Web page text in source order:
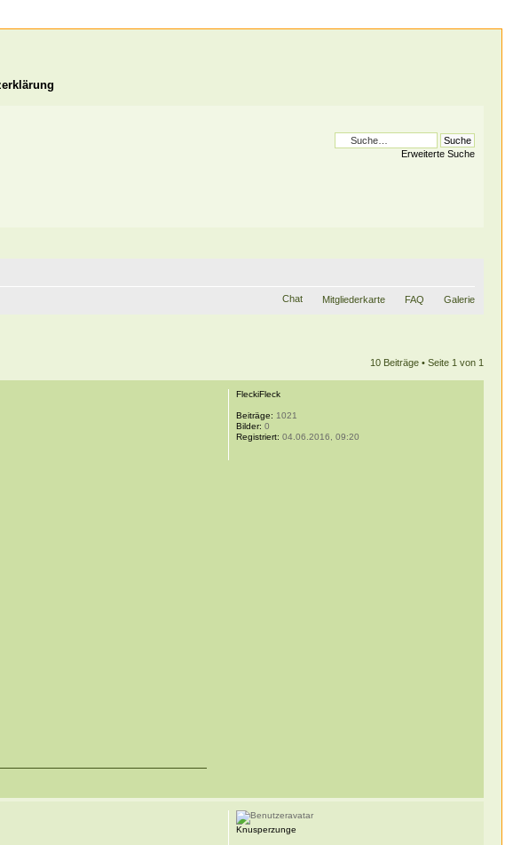
Erweiterte Suche
Chat Mitgliederkarte FAQ Galerie
10 Beiträge • Seite 1 von 1
FleckiFleck
Beiträge: 1021
Bilder: 0
Registriert: 04.06.2016, 09:20
Knusperzunge